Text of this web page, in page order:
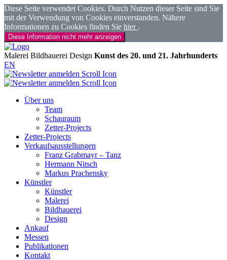
Diese Seite verwendet Cookies. Durch Nutzen dieser Seite sind Sie
mit der Verwendung von Cookies einverstanden. Nähere
Informationen zu Cookies finden Sie hier .
Diese Information nicht mehr anzeigen
Malerei Bildhauerei Design Kunst des 20. und 21. Jahrhunderts
EN
Über uns
Team
Schauraum
Zetter-Projects
Zetter-Projects
Verkaufsausstellungen
Franz Grabmayr – Tanz
Hermann Nitsch
Markus Prachensky
Künstler
Künstler
Malerei
Bildhauerei
Design
Ankauf
Messen
Publikationen
Kontakt